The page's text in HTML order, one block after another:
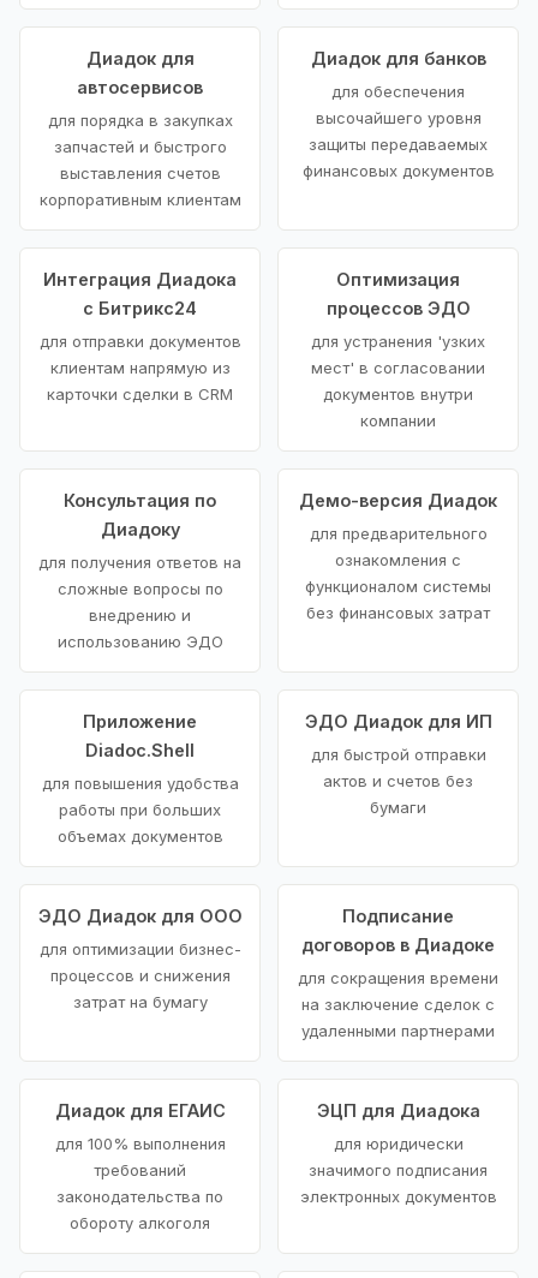
Диадок для
автосервисов
для порядка в закупках
запчастей и быстрого
выставления счетов
корпоративным клиентам
Диадок для банков
для обеспечения
высочайшего уровня
защиты передаваемых
финансовых документов
Интеграция Диадока
с Битрикс24
для отправки документов
клиентам напрямую из
карточки сделки в CRM
Оптимизация
процессов ЭДО
для устранения 'узких
мест' в согласовании
документов внутри
компании
Консультация по
Диадоку
для получения ответов на
сложные вопросы по
внедрению и
использованию ЭДО
Демо-версия Диадок
для предварительного
ознакомления с
функционалом системы
без финансовых затрат
Приложение
Diadoc.Shell
для повышения удобства
работы при больших
объемах документов
ЭДО Диадок для ИП
для быстрой отправки
актов и счетов без
бумаги
ЭДО Диадок для ООО
для оптимизации бизнес-
процессов и снижения
затрат на бумагу
Подписание
договоров в Диадоке
для сокращения времени
на заключение сделок с
удаленными партнерами
Диадок для ЕГАИС
для 100% выполнения
требований
законодательства по
обороту алкоголя
ЭЦП для Диадока
для юридически
значимого подписания
электронных документов